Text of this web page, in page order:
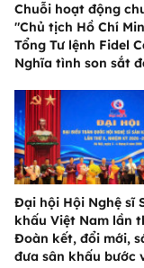
Chuỗi hoạt động
"Chủ tịch Hồ Chí
Tổng Tư lệnh Fidel
Nghĩa tình son sắt
Đại hội Hội Nghệ sĩ
khấu Việt Nam lần
Đoàn kết, đổi mới,
đưa sân khấu bước